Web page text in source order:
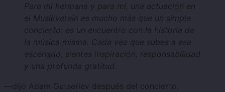
Para mi hermana y para mí, una actuación en
el Musikverein es mucho más que un simple
concierto: es un encuentro con la historia de
la música misma. Cada vez que subes a ese
escenario, sientes inspiración, responsabilidad
y una profunda gratitud.
—dijo Adam Gutseriev después del concierto.